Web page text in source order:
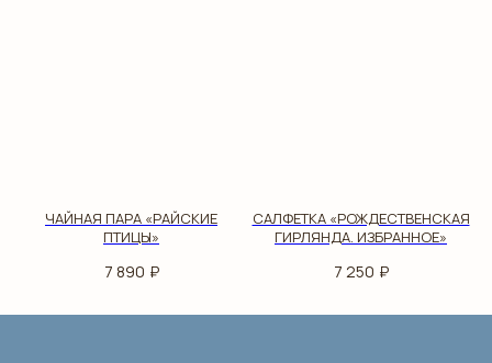
ЧАЙНАЯ ПАРА «РАЙСКИЕ
ПТИЦЫ»
7 890 ₽
САЛФЕТКА «РОЖДЕСТВЕНСКАЯ
ГИРЛЯНДА. ИЗБРАННОЕ»
7 250 ₽
Д. 34